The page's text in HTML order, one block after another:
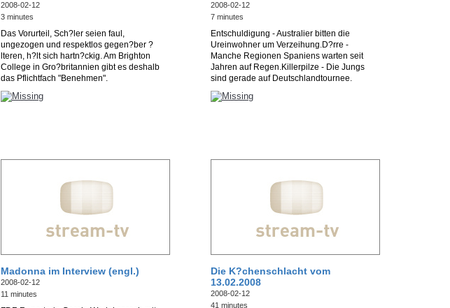
2008-02-12
3 minutes
Das Vorurteil, Sch?ler seien faul,
ungezogen und respektlos gegen?ber ?
lteren, h?lt sich hartn?ckig. Am Brighton
College in Gro?britannien gibt es deshalb
das Pflichtfach "Benehmen".
2008-02-12
7 minutes
Entschuldigung - Australier bitten die
Ureinwohner um Verzeihung.D?rre -
Manche Regionen Spaniens warten seit
Jahren auf Regen.Killerpilze - Die Jungs
sind gerade auf Deutschlandtournee.
Madonna im Interview (engl.)
2008-02-12
11 minutes
Die K?chenschlacht vom
13.02.2008
2008-02-12
41 minutes